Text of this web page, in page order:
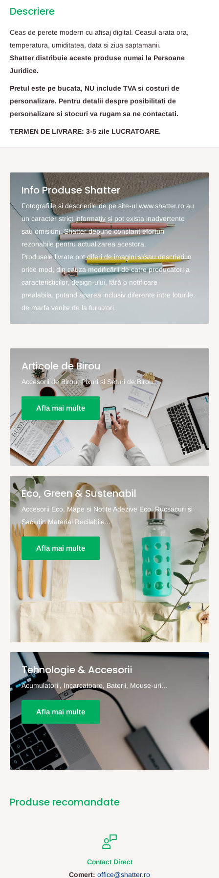
Descriere
Ceas de perete modern cu afisaj digital. Ceasul arata ora,
temperatura, umiditatea, data si ziua saptamanii.
Shatter distribuie aceste produse numai la Persoane
Juridice.
Pretul este pe bucata, NU include TVA si costuri de
personalizare. Pentru detalii despre posibilitati de
personalizare si stocuri va rugam sa ne contactati.
TERMEN DE LIVRARE: 3-5 zile LUCRATOARE.
Info Produse Shatter
Fotografiile si descrierile de pe site-ul www.shatter.ro au
un caracter strict informativ si pot exista inadvertente
sau omisiuni. Shatter depune constant eforturi
rezonabile pentru actualizarea acestora.
Produsele livrate pot diferi de imagini si/sau descrieri in
orice mod, din cauza modificării de catre producatori a
caracteristicilor, design-ului, fără o notificare
prealabila, putand aparea inclusiv diferente intre loturile
de marfa venite de la furnizori.
Articole de Birou
Accesorii de Birou, Pixuri si Seturi de Birou...
Afla mai multe
Eco, Green & Sustenabil
Accesorii Eco, Mape si Notite Adezive Eco, Rucsacuri si
Saci din Material Recilabile...
Afla mai multe
Tehnologie & Accesorii
Acumulatorii, Incarcatoare, Baterii, Mouse-uri...
Afla mai multe
Produse recomandate
Contact Direct
Comert: office@shatter.ro